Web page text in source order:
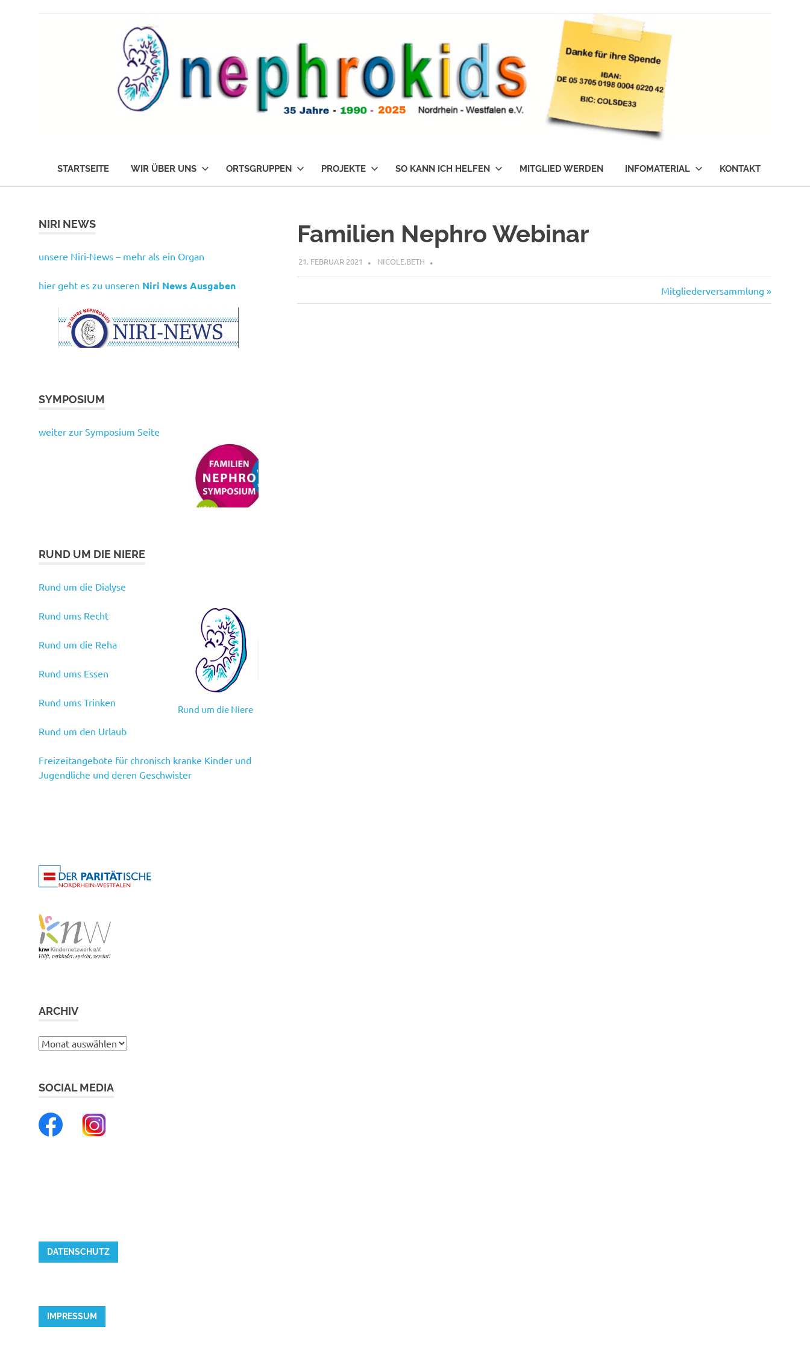
nephrokids
Nordrhein-
Westafalen
STARTSEITE WIR ÜBER UNS ORTSGRUPPEN PROJEKTE SO KANN ICH HELFEN MITGLIED WERDEN INFOMATERIAL KONTAKT
Familien Nephro Webinar
21. FEBRUAR 2021 NICOLE.BETH
Nächster
Beitrag:
Mitgliederversammlung
NIRI NEWS
unsere Niri-News – mehr als ein Organ
hier geht es zu unseren Niri News Ausgaben
SYMPOSIUM
weiter zur Symposium Seite
RUND UM DIE NIERE
Rund um die Dialyse
Rund um die Niere
Rund ums Recht
Rund um die Reha
Rund ums Essen
Rund ums Trinken
Rund um den Urlaub
Freizeitangebote für chronisch kranke Kinder und
Jugendliche und deren Geschwister
ARCHIV
Archiv
SOCIAL MEDIA
DATENSCHUTZ
IMPRESSUM